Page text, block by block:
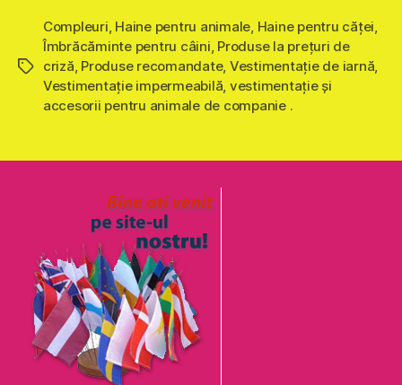
Etichete
Compleuri Haine pentru animale Haine pentru căţei
Îmbrăcăminte pentru câini Produse la prețuri de
criză Produse recomandate, Vestimentaţie de iarnă
Vestimentaţie impermeabilă vestimentaţie şi
accesorii pentru animale de companie .